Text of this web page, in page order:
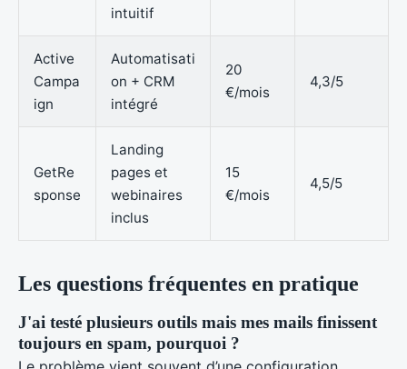
intuitif
Active
Campa
ign
Automatisati
on + CRM
intégré
20
€/mois
4,3/5
GetRe
sponse
Landing
pages et
webinaires
inclus
15
€/mois
4,5/5
Les questions fréquentes en pratique
J'ai testé plusieurs outils mais mes mails finissent
toujours en spam, pourquoi ?